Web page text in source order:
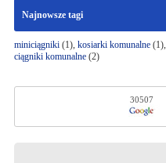
Najnowsze tagi
miniciągniki(1), kosiarki komunalne(1),
ciągniki komunalne(2)
30507